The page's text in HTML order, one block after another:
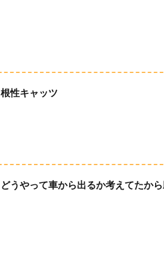
根性キャッツ
どうやって車から出るか考えてたか